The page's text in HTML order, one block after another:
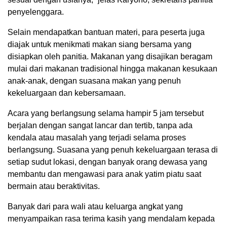
penyelenggara.
Selain mendapatkan bantuan materi, para peserta juga
diajak untuk menikmati makan siang bersama yang
disiapkan oleh panitia. Makanan yang disajikan beragam
mulai dari makanan tradisional hingga makanan kesukaan
anak-anak, dengan suasana makan yang penuh
kekeluargaan dan kebersamaan.
Acara yang berlangsung selama hampir 5 jam tersebut
berjalan dengan sangat lancar dan tertib, tanpa ada
kendala atau masalah yang terjadi selama proses
berlangsung. Suasana yang penuh kekeluargaan terasa di
setiap sudut lokasi, dengan banyak orang dewasa yang
membantu dan mengawasi para anak yatim piatu saat
bermain atau beraktivitas.
Banyak dari para wali atau keluarga angkat yang
menyampaikan rasa terima kasih yang mendalam kepada